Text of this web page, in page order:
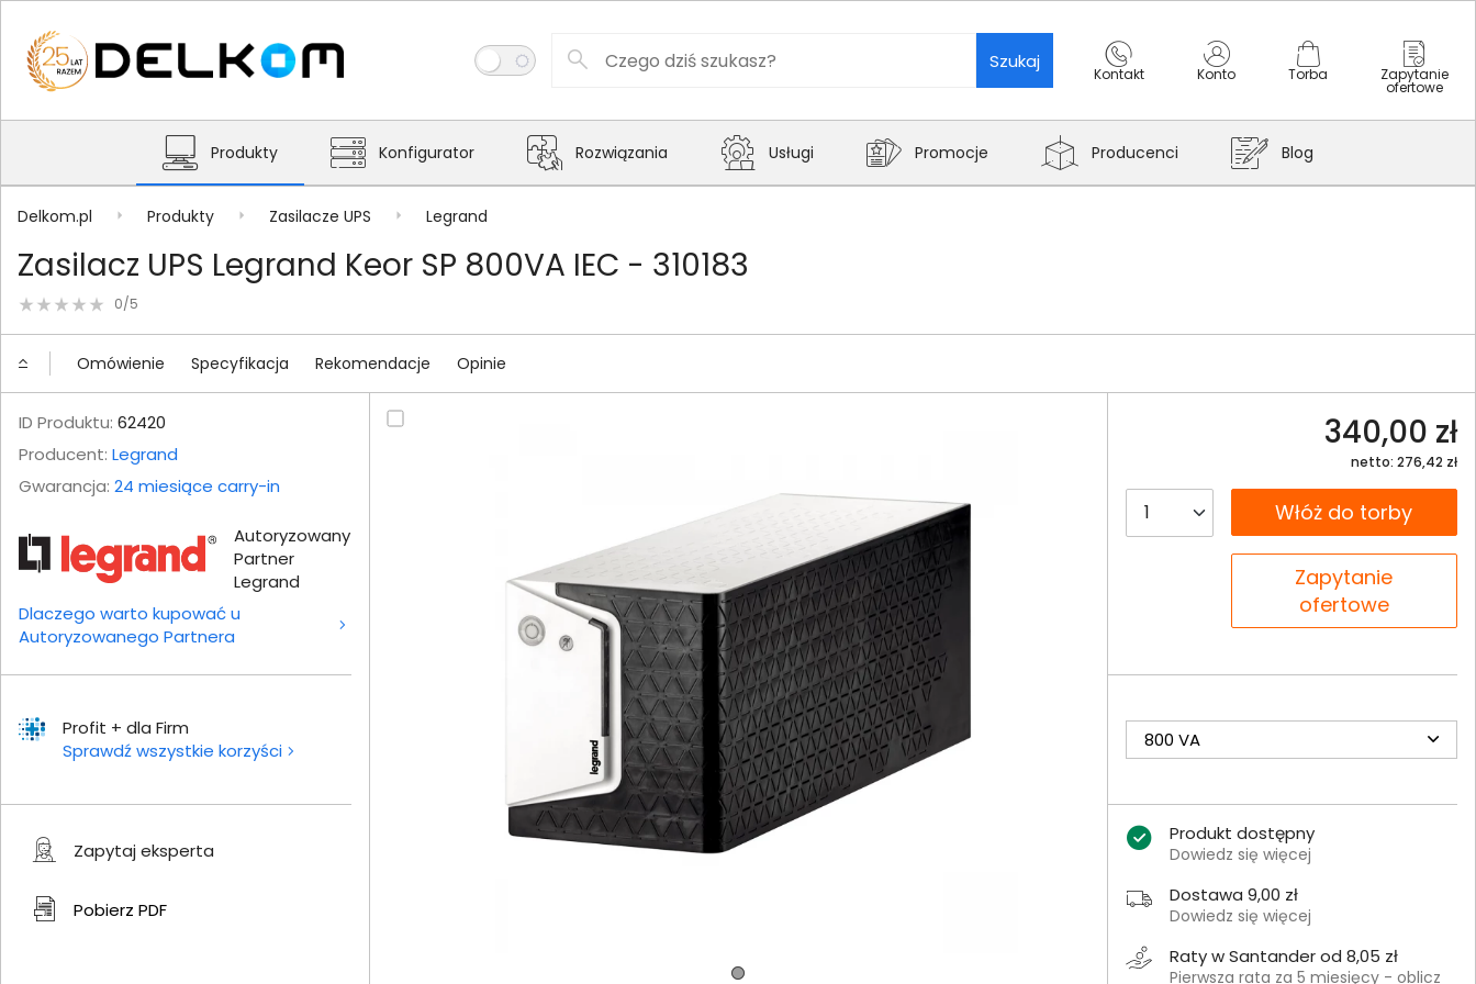
Szukaj
Kontakt Konto Torba Zapytanie
ofertowe
Produkty Konfigurator Rozwiązania Usługi Promocje Producenci Blog
Delkom.pl Produkty Zasilacze UPS Legrand
Zasilacz UPS Legrand Keor SP 800VA IEC - 310183
0/5
Omówienie Specyfikacja Rekomendacje Opinie
ID Produktu: 62420
Producent: Legrand
Gwarancja: 24 miesiące carry-in
Autoryzowany
Partner
Legrand
Dlaczego warto kupować u
Autoryzowanego Partnera
Profit + dla Firm
Sprawdź wszystkie korzyści
Zapytaj eksperta
Pobierz PDF
340,00 zł
netto: 276,42 zł
__B2C.PRODUCT.QUANTITY
__B2C.PRODUCT.QUANTITY
Włóż do torby
Zapytanie
ofertowe
800 VA
Produkt dostępny
Dowiedz się więcej
Dostawa 9,00 zł
Dowiedz się więcej
Raty w Santander od 8,05 zł
Pierwsza rata za 5 miesięcy - oblicz